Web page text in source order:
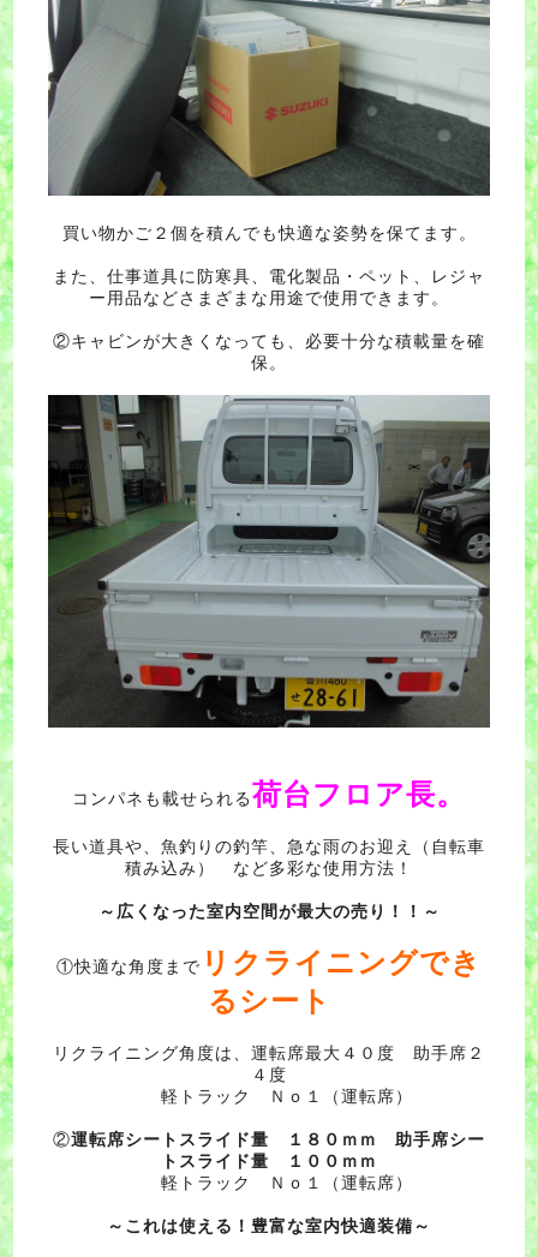
買い物かご２個を積んでも快適な姿勢を保てます。
また、仕事道具に防寒具、電化製品・ペット、レジャ
ー用品などさまざまな用途で使用できます。
②キャビンが大きくなっても、必要十分な積載量を確
保。
コンパネも載せられる荷台フロア長。
長い道具や、魚釣りの釣竿、急な雨のお迎え（自転車
積み込み） など多彩な使用方法！
～広くなった室内空間が最大の売り！！～
①快適な角度まで リクライニングでき
るシート
リクライニング角度は、運転席最大４０度 助手席２
４度
軽トラック Ｎｏ１（運転席）
②運転席シートスライド量 １８０ｍｍ 助手席シー
トスライド量 １００ｍｍ
軽トラック Ｎｏ１（運転席）
～これは使える！豊富な室内快適装備～